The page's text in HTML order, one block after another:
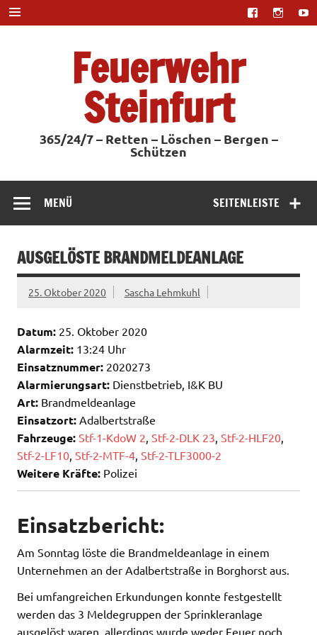
Zum
Inhalt
springen
Feuerwehr
Steinfurt
365/24/7 – Retten – Löschen – Bergen –
Schützen
SEITENLEISTE
MENÜ
AUSGELÖSTE BRANDMELDEANLAGE
25. Oktober 2020 Sascha Lehmkuhl
Datum: 25. Oktober 2020
Alarmzeit: 13:24 Uhr
Einsatznummer: 2020273
Alarmierungsart: Dienstbetrieb, I&K BU
Art: Brandmeldeanlage
Einsatzort: Adalbertstraße
Fahrzeuge: Stf-1-KdoW 2 Stf-2-DLK 23 Stf-2-HLF20
Stf-2-LF10 Stf-2-MTF-4 Stf-2-TLF3000-2
Weitere Kräfte: Polizei
Einsatzbericht:
Am Sonntag löste die Brandmeldeanlage in einem
Unternehmen an der Adalbertstraße in Borghorst aus.
Bei umfangreichen Erkundungen konnte festgestellt
werden das 3 Meldegruppen der Sprinkleranlage
ausgelöst waren, allerdings wurde weder Feuer noch